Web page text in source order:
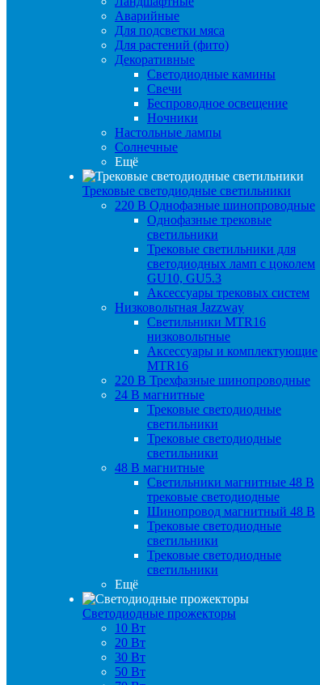
Аварийные
Для подсветки мяса
Для растений (фито)
Декоративные
Светодиодные камины
Свечи
Беспроводное освещение
Ночники
Настольные лампы
Солнечные
Ещё
Трековые светодиодные светильники
220 B Однофазные шинопроводные
Однофазные трековые
светильники
Трековые светильники для
светодиодных ламп с цоколем
GU10, GU5.3
Аксессуары трековых систем
Низковольтная Jazzway
Светильники MTR16
низковольтные
Аксессуары и комплектующие
MTR16
220 B Трехфазные шинопроводные
24 B магнитные
Трековые светодиодные
светильники
Трековые светодиодные
светильники
48 B магнитные
Светильники магнитные 48 В
трековые светодиодные
Шинопровод магнитный 48 В
Трековые светодиодные
светильники
Трековые светодиодные
светильники
Ещё
Светодиодные прожекторы
10 Вт
20 Вт
30 Вт
50 Вт